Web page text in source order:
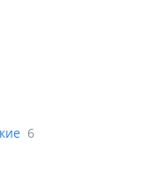
6